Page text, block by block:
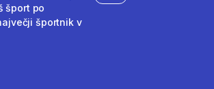
šport po
športnik v